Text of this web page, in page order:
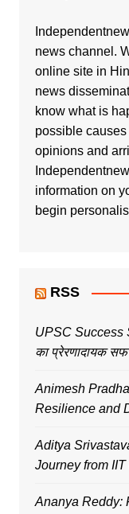
news channel.
online site in
news
know what is
possible
opinions and
information on
begin
RSS
UPSC Success
का प्रेरणादायक
Animesh
Resilience and
Aditya
Journey from
Ananya Reddy: